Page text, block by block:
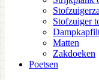
Stofzuiger
Matten
Zakdoeken
Poetsen